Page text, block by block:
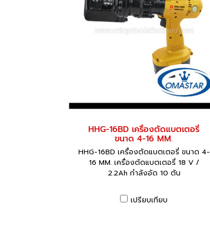
HHG-16BD เครื่องตัดแบตเตอรี่
ขนาด 4-16 MM.
HHG-16BD เครื่องตัดแบตเตอรี่ ขนาด 4-
16 MM. เครื่องตัดแบตเตอรี่ 18 V /
2.2Ah กำลังอัด 10 ตัน
เปรียบเทียบ